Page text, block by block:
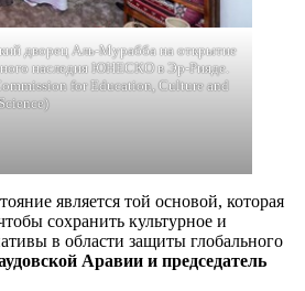
дворец Аль-Мурабба на открытие
наследия ЮНЕСКО в Эр-Рияде.
for Education, Culture and
является той основой, которая
сохранить культурное и
в области защиты глобального
Аравии и председатель